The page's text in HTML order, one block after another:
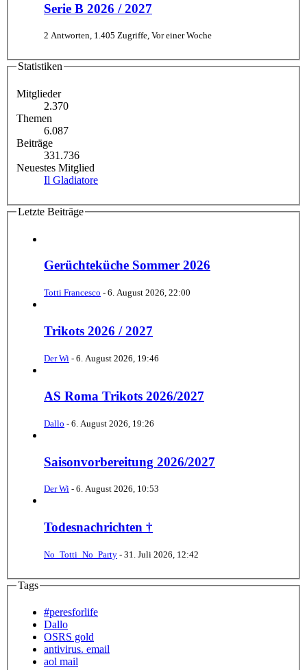
Serie B 2026 / 2027
2 Antworten, 1.405 Zugriffe, Vor einer Woche
Statistiken
Mitglieder
2.370
Themen
6.087
Beiträge
331.736
Neuestes Mitglied
Il Gladiatore
Letzte Beiträge
Gerüchteküche Sommer 2026
Totti Francesco - 6. August 2026, 22:00
Trikots 2026 / 2027
Der Wi - 6. August 2026, 19:46
AS Roma Trikots 2026/2027
Dallo - 6. August 2026, 19:26
Saisonvorbereitung 2026/2027
Der Wi - 6. August 2026, 10:53
Todesnachrichten †
No_Totti_No_Party - 31. Juli 2026, 12:42
Tags
#peresforlife
Dallo
OSRS gold
antivirus. email
aol mail